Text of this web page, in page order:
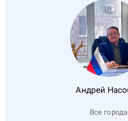
Андрей
Все города